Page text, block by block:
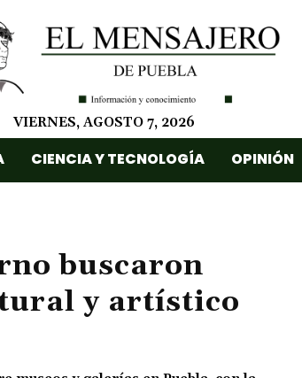
VIERNES, AGOSTO 7, 2026
CIENCIA Y TECNOLOGÍA OPINIÓN
buscaron
y artístico